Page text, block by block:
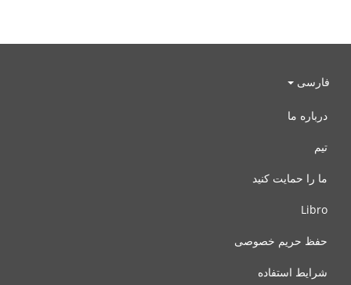
فارسی
درباره ما
تیم
ما را حمایت کنید
Libro
حفظ حریم خصوصی
شرایط استفاده